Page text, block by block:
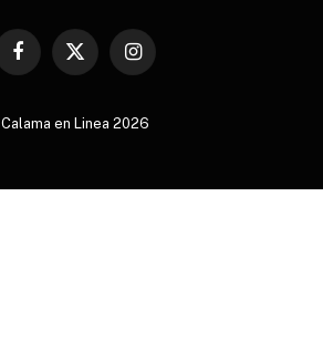
Facebook
X
Instagram
Calama en Linea 2026